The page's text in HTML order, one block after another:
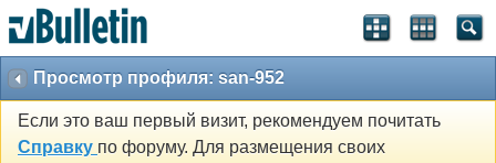
Просмотр профиля: san-952
Если это ваш первый визит, рекомендуем почитать
Справку по форуму. Для размещения своих